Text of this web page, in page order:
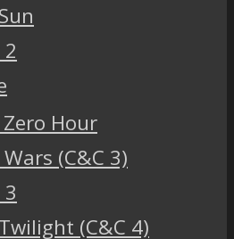
Hour
(C&C 3)
(C&C 4)